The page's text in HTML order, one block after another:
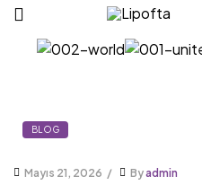
Lipofta
BLOG
Mayıs 21, 2026 Byadmin